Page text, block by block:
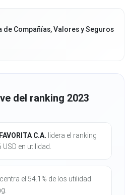
Compañías, Valores y Seguros
del ranking 2023
C.A. lidera el ranking
en utilidad.
el 54.1% de los utilidad